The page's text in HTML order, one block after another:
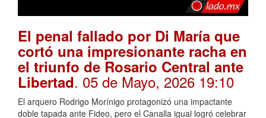
El penal fallado por Di María que
cortó una impresionante racha en
el triunfo de Rosario Central ante
Libertad. 05 de Mayo, 2026 19:10
El arquero Rodrigo Morínigo protagonizó una impactante
doble tapada ante Fideo, pero el Canalla igual logró celebrar